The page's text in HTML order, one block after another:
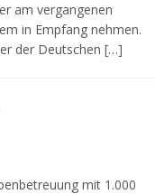
am vergangenen
in Empfang nehmen.
der Deutschen […]
mit 1.000